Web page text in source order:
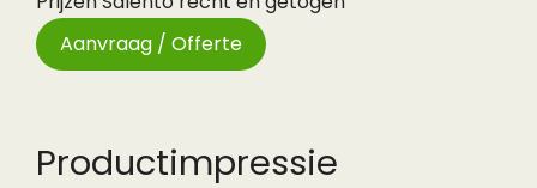
Aanvraag / Offerte
Productimpressie